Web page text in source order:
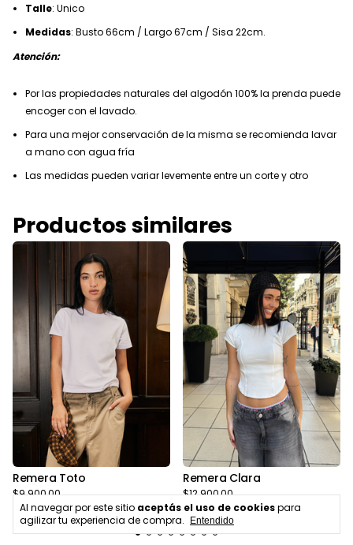
Al navegar por este sitio aceptás el uso de cookiespara
agilizar tu experiencia de compra.
Entendido
Talle: Unico
Medidas: Busto 66cm / Largo 67cm / Sisa 22cm.
Atención:
Por las propiedades naturales del algodón 100% la prenda puede
encoger con el lavado.
Para una mejor conservación de la misma se recomienda lavar
a mano con agua fría
Las medidas pueden variar levemente entre un corte y otro
Productos similares
Remera Toto
$9.900,00
Remera Clara
$12.900,00